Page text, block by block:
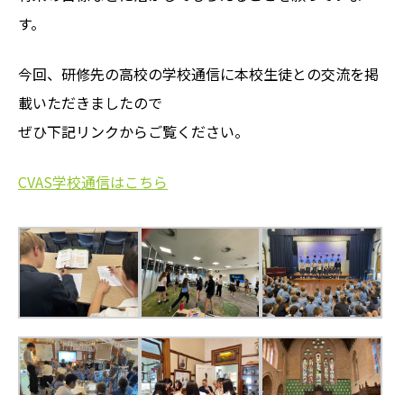
す。
今回、研修先の高校の学校通信に本校生徒との交流を掲
載いただきましたので
ぜひ下記リンクからご覧ください。
CVAS学校通信はこちら